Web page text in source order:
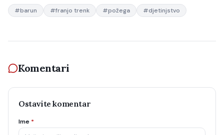
#barun #franjo trenk #požega #djetinjstvo
Komentari
Ostavite komentar
Ime *